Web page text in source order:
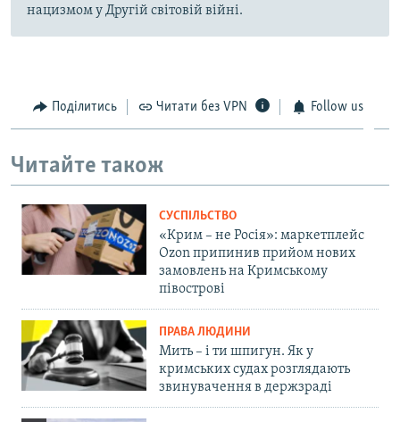
нацизмом у Другій світовій війні.
Поділитись Читати без VPN Follow us
Читайте також
СУСПІЛЬСТВО
«Крим – не Росія»: маркетплейс
Ozon припинив прийом нових
замовлень на Кримському
півострові
ПРАВА ЛЮДИНИ
Мить – і ти шпигун. Як у
кримських судах розглядають
звинувачення в держзраді